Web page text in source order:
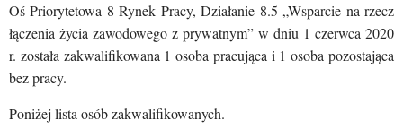
Oś Priorytetowa 8 Rynek Pracy, Działanie 8.5 „Wsparcie na rzecz
łączenia życia zawodowego z prywatnym” w dniu 1 czerwca 2020
r. została zakwalifikowana 1 osoba pracująca i 1 osoba pozostająca
bez pracy.
Poniżej lista osób zakwalifikowanych.